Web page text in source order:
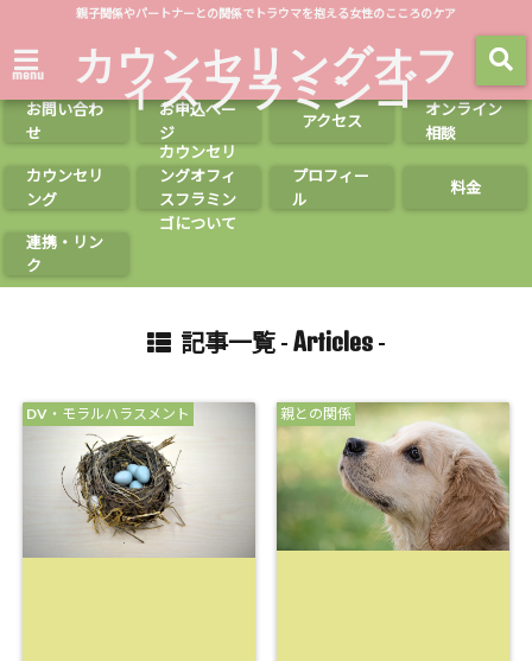
親子関係やパートナーとの関係でトラウマを抱える女性のこころのケア
menu カウンセリングオフ
ィスフラミンゴ
お問い合わ
せ
お申込ペー
ジ
アクセス
オンライン
相談
カウンセリ
ング
カウンセリ
ングオフィ
スフラミン
ゴについて
プロフィー
ル
料金
連携・リン
ク
記事一覧 - Articles-
DV・モラルハラスメント 親との関係